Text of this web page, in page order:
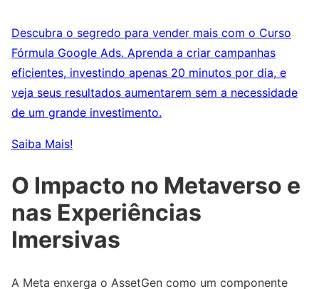
Descubra o segredo para vender mais com o Curso
Fórmula Google Ads. Aprenda a criar campanhas
eficientes, investindo apenas 20 minutos por dia, e
veja seus resultados aumentarem sem a necessidade
de um grande investimento.
Saiba Mais!
O Impacto no Metaverso e
nas Experiências
Imersivas
A Meta enxerga o AssetGen como um componente